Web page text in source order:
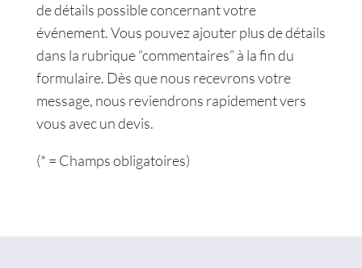
de détails possible concernant votre
événement. Vous pouvez ajouter plus de détails
dans la rubrique “commentaires” à la fin du
formulaire. Dès que nous recevrons votre
message, nous reviendrons rapidement vers
vous avec un devis.
(* = Champs obligatoires)